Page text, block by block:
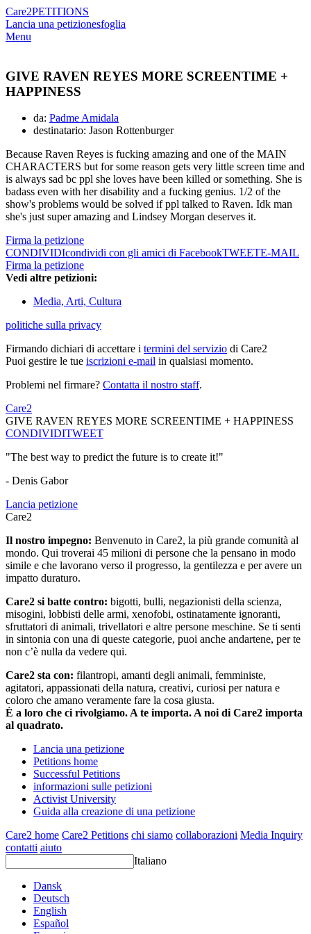
Care2PETITIONS
Lancia una petizionesfoglia
Menu
GIVE RAVEN REYES MORE SCREENTIME +
HAPPINESS
da: Padme Amidala
destinatario: Jason Rottenburger
Because Raven Reyes is fucking amazing and one of the MAIN
CHARACTERS but for some reason gets very little screen time and
is always sad bc ppl she loves have been killed or something. She is
badass even with her disability and a fucking genius. 1/2 of the
show's problems would be solved if ppl talked to Raven. Idk man
she's just super amazing and Lindsey Morgan deserves it.
Firma la petizione
CONDIVIDIcondividi con gli amici di FacebookTWEETE-MAIL
Firma la petizione
Vedi altre petizioni:
Media, Arti, Cultura
politiche sulla privacy
Firmando dichiari di accettare i termini del servizio di Care2
Puoi gestire le tue iscrizioni e-mail in qualsiasi momento.
Problemi nel firmare? Contatta il nostro staff.
Care2
GIVE RAVEN REYES MORE SCREENTIME + HAPPINESS
CONDIVIDITWEET
"The best way to predict the future is to create it!"
- Denis Gabor
Lancia petizione
Care2
Il nostro impegno: Benvenuto in Care2, la più grande comunità al
mondo. Qui troverai 45 milioni di persone che la pensano in modo
simile e che lavorano verso il progresso, la gentilezza e per avere un
impatto duraturo.
Care2 si batte contro: bigotti, bulli, negazionisti della scienza,
misogini, lobbisti delle armi, xenofobi, ostinatamente ignoranti,
sfruttatori di animali, trivellatori e altre persone meschine. Se ti senti
in sintonia con una di queste categorie, puoi anche andartene, per te
non c’è nulla da vedere qui.
Care2 sta con: filantropi, amanti degli animali, femministe,
agitatori, appassionati della natura, creativi, curiosi per natura e
coloro che amano veramente fare la cosa giusta.
È a loro che ci rivolgiamo. A te importa. A noi di Care2 importa
al quadrato.
Lancia una petizione
Petitions home
Successful Petitions
informazioni sulle petizioni
Activist University
Guida alla creazione di una petizione
Care2 home Care2 Petitions chi siamo collaborazioni Media Inquiry
contatti aiuto
Italiano
Dansk
Deutsch
English
Español